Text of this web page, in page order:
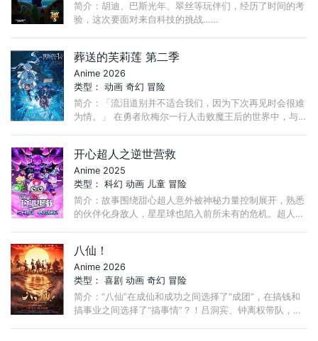
简介：胡迪、巴斯光年、翠丝等玩伴们，经历了时间的考
验，这次要面对来自科技的挑战……
葬送的芙莉莲 第二季
Anime 2026
类型：动画 奇幻 冒险
简介：「流泪道别并不适合我们，因为下次再见时会很难
为情。」 在勇者欣梅尔一行人击败魔王后的世界中，与
开心超人之逆世营救
Anime 2025
类型：科幻 动画 儿童 冒险
简介：故事围绕甜心超人意外被神秘力量控制展开，熟悉
的伙伴化身敌人，星星球也陷入前所未有的危机。超人们
八仙！
Anime 2026
类型：喜剧 动画 奇幻 冒险
简介：“八仙”在成仙和成功之间选择了“成团”，在搞钱和
搞事业之间选择了“搞事情”？！吕洞宾、钟离权带队，集